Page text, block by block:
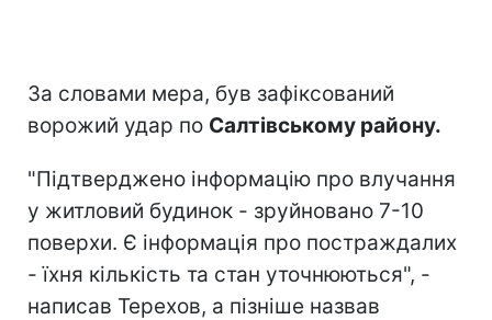
За словами мера, був зафіксований
ворожий удар по Салтівському району.
"Підтверджено інформацію про влучання
у житловий будинок - зруйновано 7-10
поверхи. Є інформація про постраждалих
- їхня кількість та стан уточнюються", -
написав Терехов, а пізніше назвав